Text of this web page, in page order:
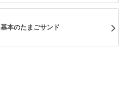
基本のたまごサンド